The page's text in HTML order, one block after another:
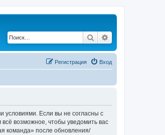
Поиск
Вход
Регистрация
Если вы не согласны с
возможное, чтобы уведомить вас
команда» после обновления/